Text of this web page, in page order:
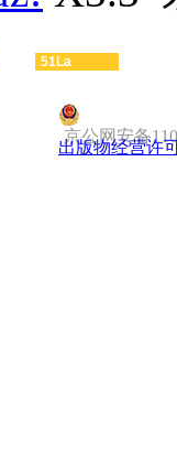
51La
京公网安备
出版物经营许